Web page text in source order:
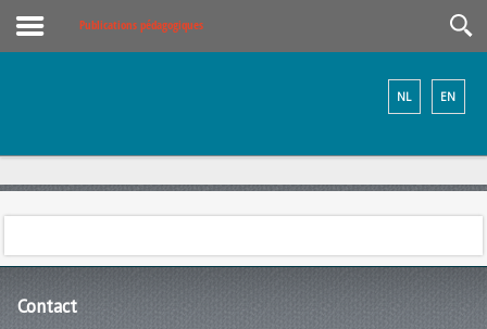
Publications pédagogiques
EN
NL
Contact